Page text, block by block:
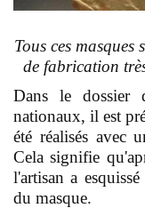
Tous ces
de fabrication
Dans le dossier
nationaux, il est
été réalisés avec
Cela signifie
l'artisan a
du masque.